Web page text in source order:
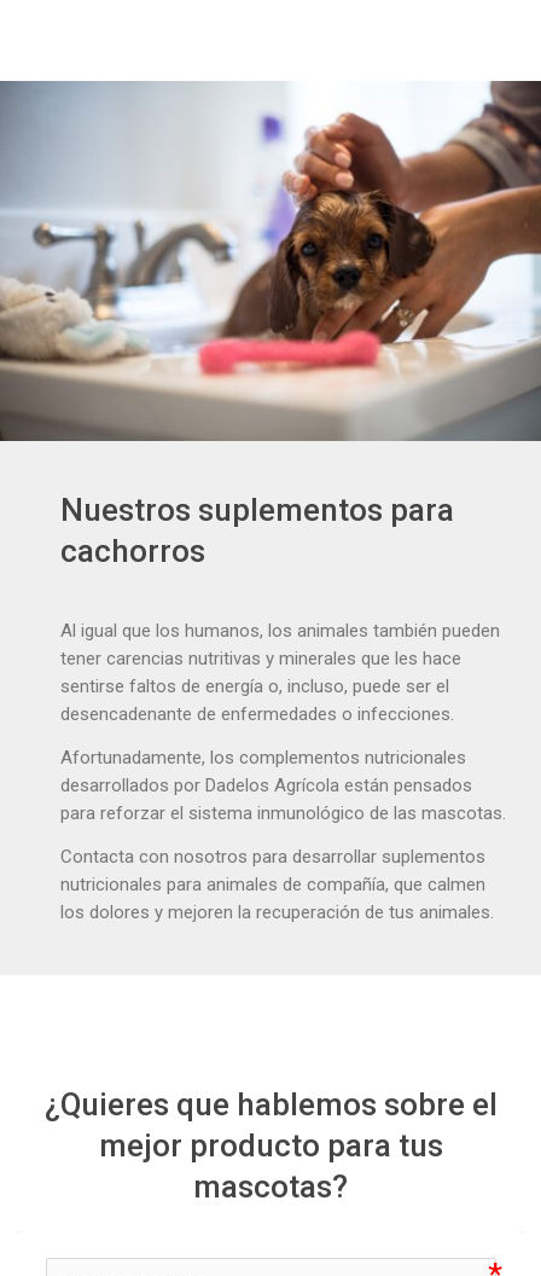
Nuestros suplementos para
cachorros
Al igual que los humanos, los animales también pueden
tener carencias nutritivas y minerales que les hace
sentirse faltos de energía o, incluso, puede ser el
desencadenante de enfermedades o infecciones.
Afortunadamente, los complementos nutricionales
desarrollados por Dadelos Agrícola están pensados
para reforzar el sistema inmunológico de las mascotas.
Contacta con nosotros para desarrollar suplementos
nutricionales para animales de compañía, que calmen
los dolores y mejoren la recuperación de tus animales.
¿Quieres que hablemos sobre el
mejor producto para tus
mascotas?